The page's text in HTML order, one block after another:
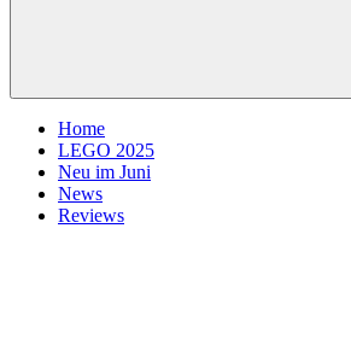
Home
LEGO 2025
Neu im Juni
News
Reviews